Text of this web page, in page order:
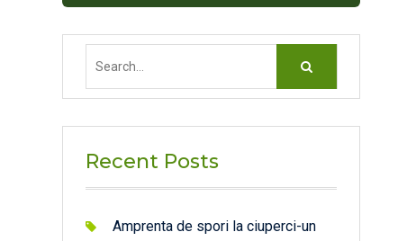
Recent Posts
Amprenta de spori la ciuperci-un